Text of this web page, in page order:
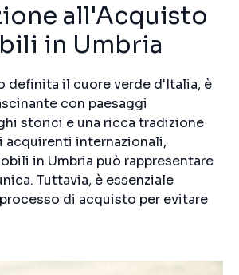
all'Acquisto
in Umbria
definita il cuore verde d'Italia, è
con paesaggi
storici e una ricca tradizione
acquirenti internazionali,
in Umbria può rappresentare
Tuttavia, è essenziale
di acquisto per evitare